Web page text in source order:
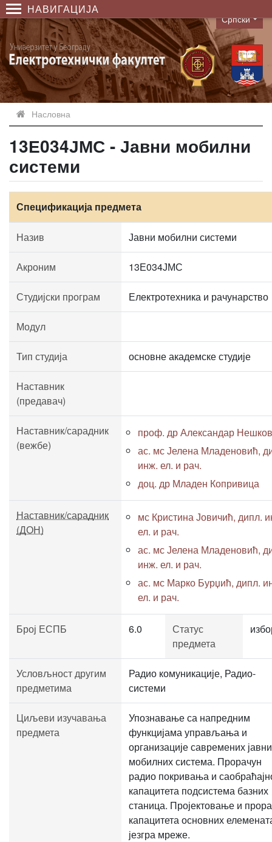
НАВИГАЦИЈА
Language
Српски
Насловна
13Е034ЈМС - Јавни мобилни
системи
Спецификација предмета
Назив Јавни мобилни системи
Акроним 13Е034ЈМС
Студијски програм Електротехника и рачунарство
Модул
Тип студија основне академске студије
Наставник
(предавач)
Наставник/сарадник
(вежбе)
проф. др Александар
ас. мс Јелена Младеновић,
инж. ел. и рач.
доц. др Младен Копривица
Наставник/сарадник
(ДОН)
мс Кристина Јовичић, дипл.
ел. и рач.
ас. мс Јелена Младеновић,
инж. ел. и рач.
ас. мс Марко Бурџић, дипл.
ел. и рач.
Број ЕСПБ 6.0
Статус
предмета
Условљност другим
предметима
Радио комуникације, Радио-
системи
Циљеви изучавања
предмета
Упознавање са напредним
функцијама управљања и
организације савремених
мобилних система. Прорачун
радио покривања и
капацитета подсистема базних
станица. Пројектовање и
капацитета основних
језгра мреже.